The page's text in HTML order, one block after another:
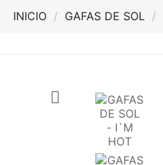
INICIO
GAFAS DE SOL
